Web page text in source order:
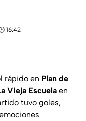
16:42
rápido en Plan de
Vieja Escuela en
tuvo goles,